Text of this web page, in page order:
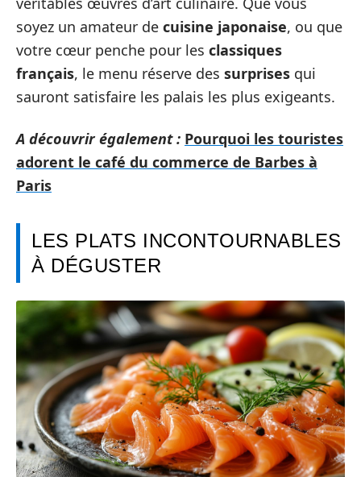
soyez un amateur de cuisine japonaise, ou que
votre cœur penche pour les classiques
français, le menu réserve des surprises qui
sauront satisfaire les palais les plus exigeants.
A découvrir également : Pourquoi les touristes
adorent le café du commerce de Barbes à
Paris
LES PLATS INCONTOURNABLES
À DÉGUSTER